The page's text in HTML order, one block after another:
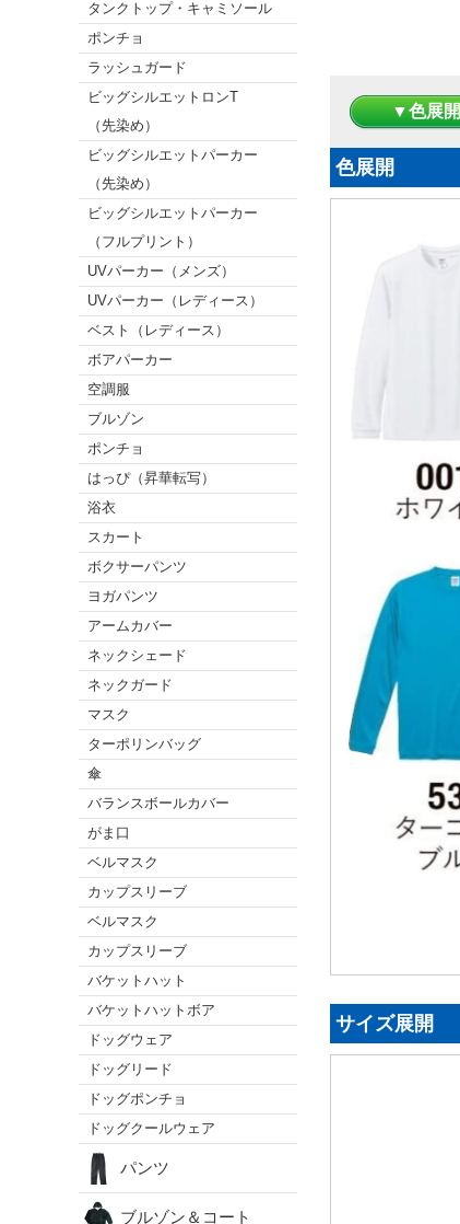
タンクトップ・キャミソール
ポンチョ
ラッシュガード
ビッグシルエットロンT
（先染め）
ビッグシルエットパーカー
（先染め）
ビッグシルエットパーカー
（フルプリント）
UVパーカー（メンズ）
UVパーカー（レディース）
ベスト（レディース）
ボアパーカー
空調服
ブルゾン
ポンチョ
はっぴ（昇華転写）
浴衣
スカート
ボクサーパンツ
ヨガパンツ
アームカバー
ネックシェード
ネックガード
マスク
ターポリンバッグ
傘
バランスボールカバー
がま口
ベルマスク
カップスリーブ
ベルマスク
カップスリーブ
バケットハット
バケットハットボア
ドッグウェア
ドッグリード
ドッグポンチョ
ドッグクールウェア
パンツ
ブルゾン＆コート
▼色展開
色展開
サイズ展開